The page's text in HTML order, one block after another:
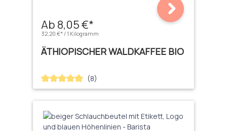
Ab 8,05 €*
32,20 €* / 1 Kilogramm
ÄTHIOPISCHER WALDKAFFEE BIO
Durchschnittliche Bewertung von 4.88 von 5 Sternen
(8)